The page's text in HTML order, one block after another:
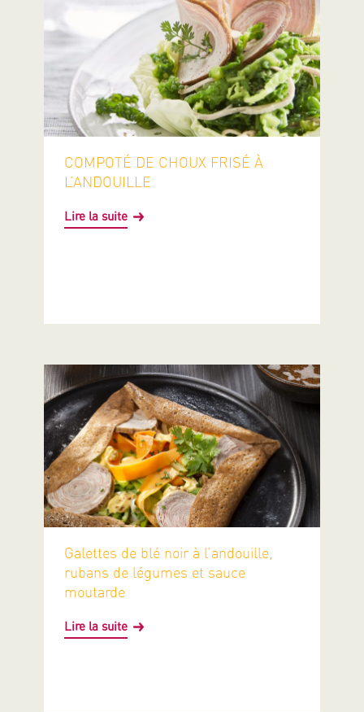
COMPOTÉ DE CHOUX FRISÉ À
L’ANDOUILLE
Lire la suite
Galettes de blé noir à l’andouille,
rubans de légumes et sauce
moutarde
Lire la suite